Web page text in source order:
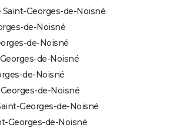
Georges-de-Noisné
de-Noisné
de-Noisné
de-Noisné
de-Noisné
de-Noisné
Georges-de-Noisné
Georges-de-Noisné